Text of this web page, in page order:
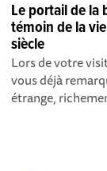
Le portail de la
témoin de la
siècle
Lors de votre
vous déjà
étrange,